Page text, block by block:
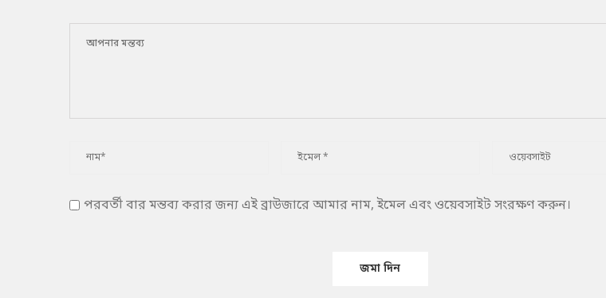
পরবর্তী বার মন্তব্য করার জন্য এই ব্রাউজারে আমার নাম, ইমেল এবং ওয়েবসাইট সংরক্ষণ করুন।